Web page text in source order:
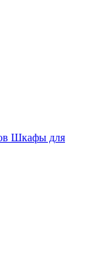
Шкафы для